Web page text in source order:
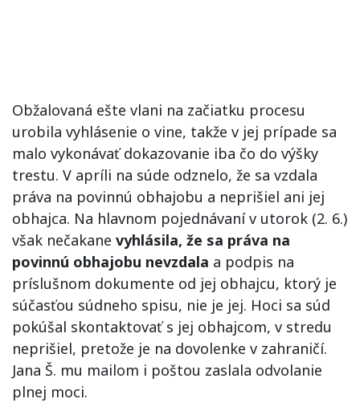
Obžalovaná ešte vlani na začiatku procesu
urobila vyhlásenie o vine, takže v jej prípade sa
malo vykonávať dokazovanie iba čo do výšky
trestu. V apríli na súde odznelo, že sa vzdala
práva na povinnú obhajobu a neprišiel ani jej
obhajca. Na hlavnom pojednávaní v utorok (2. 6.)
však nečakane vyhlásila, že sa práva na
povinnú obhajobu nevzdala a podpis na
príslušnom dokumente od jej obhajcu, ktorý je
súčasťou súdneho spisu, nie je jej. Hoci sa súd
pokúšal skontaktovať s jej obhajcom, v stredu
neprišiel, pretože je na dovolenke v zahraničí.
Jana Š. mu mailom i poštou zaslala odvolanie
plnej moci.